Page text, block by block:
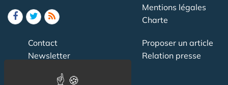
Mentions légales
Charte
Contact
Newsletter
Proposer un article
Relation presse